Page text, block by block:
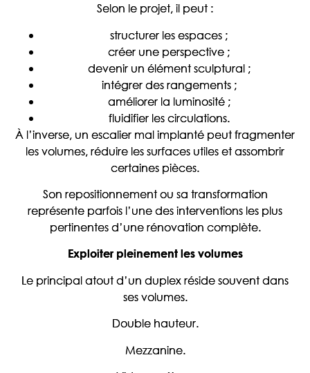
Selon le projet, il peut :
structurer les espaces ;
créer une perspective ;
devenir un élément sculptural ;
intégrer des rangements ;
améliorer la luminosité ;
fluidifier les circulations.
À l’inverse, un escalier mal implanté peut fragmenter
les volumes, réduire les surfaces utiles et assombrir
certaines pièces.
Son repositionnement ou sa transformation
représente parfois l’une des interventions les plus
pertinentes d’une rénovation complète.
Exploiter pleinement les volumes
Le principal atout d’un duplex réside souvent dans
ses volumes.
Double hauteur.
Mezzanine.